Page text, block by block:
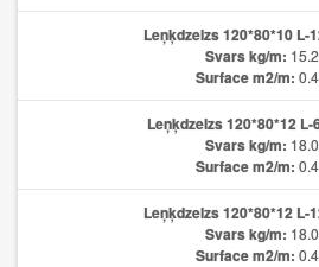
Leņķdzelzs 120*80*10 L-
Svars kg/m:
Surface m2/m:
Leņķdzelzs 120*80*12 L-
Svars kg/m:
Surface m2/m:
Leņķdzelzs 120*80*12 L-
Svars kg/m:
Surface m2/m: